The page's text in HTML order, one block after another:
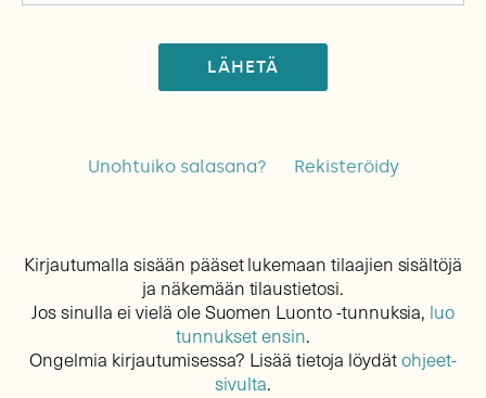
LÄHETÄ
Unohtuiko salasana? Rekisteröidy
Kirjautumalla sisään pääset lukemaan tilaajien sisältöjä
ja näkemään tilaustietosi.
Jos sinulla ei vielä ole Suomen Luonto -tunnuksia, luo
tunnukset ensin.
Ongelmia kirjautumisessa? Lisää tietoja löydätohjeet-
sivulta.